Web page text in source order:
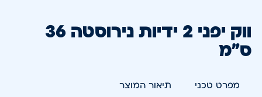
ווק יפני 2 ידיות נירוסטה 36
ס"מ
מפרט טכני תיאור המוצר